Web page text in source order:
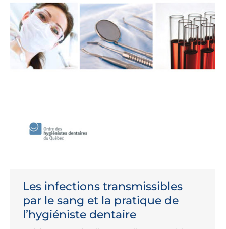
Les infections transmissibles
par le sang et la pratique de
l’hygiéniste dentaire